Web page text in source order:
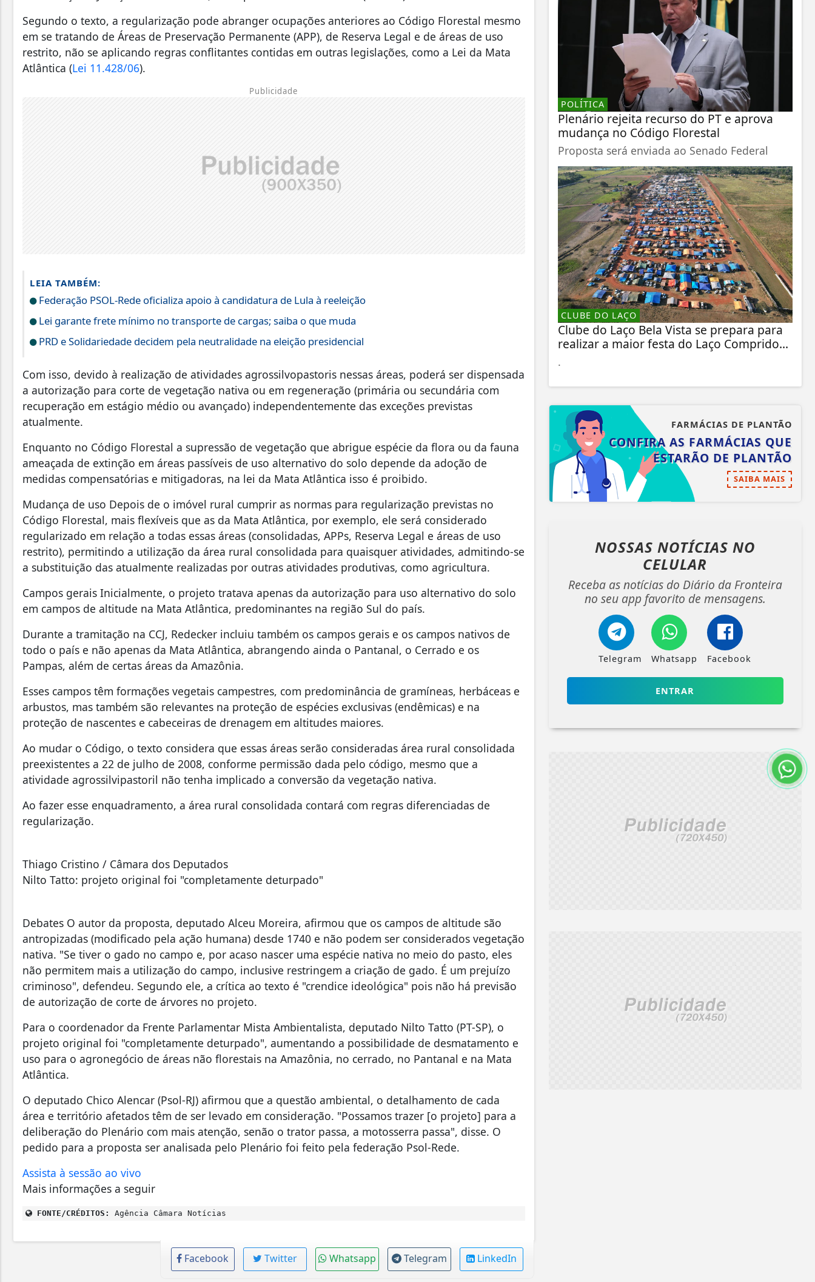
Segundo o texto, a regularização pode abranger ocupações anteriores ao Código Florestal mesmo
em se tratando de Áreas de Preservação Permanente (APP), de Reserva Legal e de áreas de uso
restrito, não se aplicando regras conflitantes contidas em outras legislações, como a Lei da Mata
Atlântica (Lei 11.428/06).
Publicidade
LEIA TAMBÉM:
Federação PSOL-Rede oficializa apoio à candidatura de Lula à reeleição
Lei garante frete mínimo no transporte de cargas; saiba o que muda
PRD e Solidariedade decidem pela neutralidade na eleição presidencial
Com isso, devido à realização de atividades agrossilvopastoris nessas áreas, poderá ser dispensada
a autorização para corte de vegetação nativa ou em regeneração (primária ou secundária com
recuperação em estágio médio ou avançado) independentemente das exceções previstas
atualmente.
Enquanto no Código Florestal a supressão de vegetação que abrigue espécie da flora ou da fauna
ameaçada de extinção em áreas passíveis de uso alternativo do solo depende da adoção de
medidas compensatórias e mitigadoras, na lei da Mata Atlântica isso é proibido.
Mudança de uso Depois de o imóvel rural cumprir as normas para regularização previstas no
Código Florestal, mais flexíveis que as da Mata Atlântica, por exemplo, ele será considerado
regularizado em relação a todas essas áreas (consolidadas, APPs, Reserva Legal e áreas de uso
restrito), permitindo a utilização da área rural consolidada para quaisquer atividades, admitindo-se
a substituição das atualmente realizadas por outras atividades produtivas, como agricultura.
Campos gerais Inicialmente, o projeto tratava apenas da autorização para uso alternativo do solo
em campos de altitude na Mata Atlântica, predominantes na região Sul do país.
Durante a tramitação na CCJ, Redecker incluiu também os campos gerais e os campos nativos de
todo o país e não apenas da Mata Atlântica, abrangendo ainda o Pantanal, o Cerrado e os
Pampas, além de certas áreas da Amazônia.
Esses campos têm formações vegetais campestres, com predominância de gramíneas, herbáceas e
arbustos, mas também são relevantes na proteção de espécies exclusivas (endêmicas) e na
proteção de nascentes e cabeceiras de drenagem em altitudes maiores.
Ao mudar o Código, o texto considera que essas áreas serão consideradas área rural consolidada
preexistentes a 22 de julho de 2008, conforme permissão dada pelo código, mesmo que a
atividade agrossilvipastoril não tenha implicado a conversão da vegetação nativa.
Ao fazer esse enquadramento, a área rural consolidada contará com regras diferenciadas de
regularização.
Thiago Cristino / Câmara dos Deputados
Nilto Tatto: projeto original foi "completamente deturpado"
Debates O autor da proposta, deputado Alceu Moreira, afirmou que os campos de altitude são
antropizadas (modificado pela ação humana) desde 1740 e não podem ser considerados vegetação
nativa. "Se tiver o gado no campo e, por acaso nascer uma espécie nativa no meio do pasto, eles
não permitem mais a utilização do campo, inclusive restringem a criação de gado. É um prejuízo
criminoso", defendeu. Segundo ele, a crítica ao texto é "crendice ideológica" pois não há previsão
de autorização de corte de árvores no projeto.
Para o coordenador da Frente Parlamentar Mista Ambientalista, deputado Nilto Tatto (PT-SP), o
projeto original foi "completamente deturpado", aumentando a possibilidade de desmatamento e
uso para o agronegócio de áreas não florestais na Amazônia, no cerrado, no Pantanal e na Mata
Atlântica.
O deputado Chico Alencar (Psol-RJ) afirmou que a questão ambiental, o detalhamento de cada
área e território afetados têm de ser levado em consideração. "Possamos trazer [o projeto] para a
deliberação do Plenário com mais atenção, senão o trator passa, a motosserra passa", disse. O
pedido para a proposta ser analisada pelo Plenário foi feito pela federação Psol-Rede.
Assista à sessão ao vivo
Mais informações a seguir
FONTE/CRÉDITOS: Agência Câmara Notícias
Facebook Twitter Whatsapp Telegram LinkedIn
POLÍTICA
Plenário rejeita recurso do PT e aprova
mudança no Código Florestal
Proposta será enviada ao Senado Federal
CLUBE DO LAÇO
Clube do Laço Bela Vista se prepara para
realizar a maior festa do Laço Comprido...
.
FARMÁCIAS DE PLANTÃO
CONFIRA AS FARMÁCIAS QUE
ESTARÃO DE PLANTÃO
SAIBA MAIS
NOSSAS NOTÍCIAS NO
CELULAR
Receba as notícias do Diário da Fronteira
no seu app favorito de mensagens.
Telegram Whatsapp Facebook
ENTRAR